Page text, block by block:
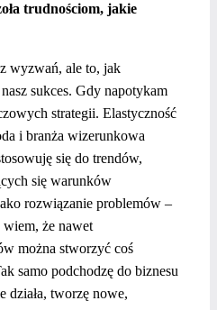
trudnościom, jakie
wyzwań, ale to, jak
sukces. Gdy napotykam
strategii. Elastyczność
i branża wizerunkowa
się do trendów,
się warunków
rozwiązanie problemów –
że nawet
można stworzyć coś
samo podchodzę do biznesu
działa, tworzę nowe,